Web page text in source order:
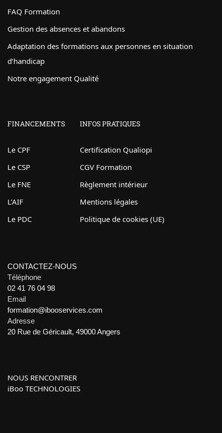
FAQ Formation
Gestion des absences et abandons
Adaptation des formations aux personnes en situation
d’handicap
Notre engagement Qualité
FINANCEMENTS
Le CPF
Le CSP
Le FNE
L’AIF
Le PDC
INFOS PRATIQUES
Certification Qualiopi
CGV Formation
Règlement intérieur
Mentions légales
Politique de cookies (UE)
CONTACTEZ-NOUS
Téléphone
02 41 76 04 98
Email
formation@ibooservices.com
Adresse
20 Rue de Géricault, 49000 Angers
NOUS RENCONTRER
iBoo TECHNOLOGIES